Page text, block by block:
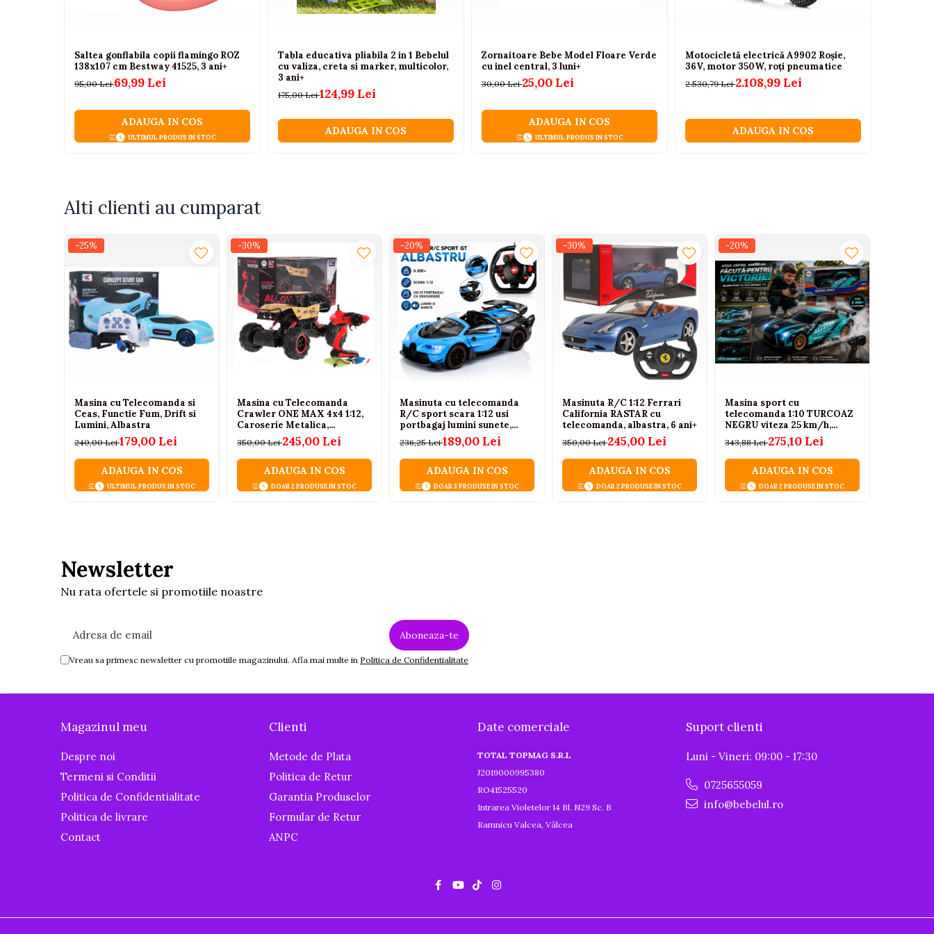
Seturi copii si bebelusi
Salopete bebe
Treninguri copii
Incalzitoare pentru biberoane si
Igiena si ingrijire
Prosoape
Halate de baie
Aspiratoare nazale si filtre
Periute de dinti
Olite si reductoare WC
Ingrijire cosmetica mamici
Saltea gonflabila copii flamingo ROZ
138x107 cm Bestway 41525, 3 ani+
95,00 Lei69,99 Lei
ADAUGA IN COS
ULTIMUL PRODUS IN STOC
Tabla educativa pliabila 2 in 1 Bebelul
cu valiza, creta si marker, multicolor,
3 ani+
175,00 Lei124,99 Lei
ADAUGA IN COS
Zornaitoare Bebe Model Floare Verde
cu inel central, 3 luni+
30,00 Lei25,00 Lei
ADAUGA IN COS
ULTIMUL PRODUS IN STOC
Motocicletă electrică A9902 Roșie,
36V, motor 350W, roți pneumatice
2.530,79 Lei2.108,99 Lei
ADAUGA IN COS
Alti clienti au cumparat
-25%
Masina cu Telecomanda si
Ceas, Functie Fum, Drift si
Lumini, Albastra
240,00 Lei179,00 Lei
ADAUGA IN COS
ULTIMUL PRODUS IN STOC
-30%
Masina cu Telecomanda
Crawler ONE MAX 4x4 1:12,
Caroserie Metalica,
Suspensie cu Arcuri, Roti din
Cauciuc, 2.4GHz, Auriu, 6
Ani+
350,00 Lei245,00 Lei
ADAUGA IN COS
DOAR 2 PRODUSE IN STOC
-20%
Masinuta cu telecomanda
R/C sport scara 1:12 usi
portbagaj lumini sunete,
albastru, 6 ani+
236,25 Lei189,00 Lei
ADAUGA IN COS
DOAR 3 PRODUSE IN STOC
-30%
Masinuta R/C 1:12 Ferrari
California RASTAR cu
telecomanda, albastra, 6 ani+
350,00 Lei245,00 Lei
ADAUGA IN COS
DOAR 2 PRODUSE IN STOC
-20%
Masina sport cu
telecomanda 1:10 TURCOAZ
NEGRU viteza 25 km/h,
baieti, 6 ani+
343,88 Lei275,10 Lei
ADAUGA IN COS
DOAR 2 PRODUSE IN STOC
Newsletter
Nu rata ofertele si promotiile noastre
Vreau sa primesc newsletter cu promotiile magazinului. Afla mai multe in Politica de Confidentialitate
Magazinul meu
Despre noi
Termeni si Conditii
Politica de Confidentialitate
Politica de livrare
Contact
Clienti
Metode de Plata
Politica de Retur
Garantia Produselor
Formular de Retur
ANPC
Date comerciale
TOTAL TOPMAG S.R.L
J2019000995380
RO41525520
Intrarea Violetelor 14 Bl. N29 Sc. B
Ramnicu Valcea, Vâlcea
Suport clienti
Luni - Vineri: 09:00 - 17:30
0725655059
info@bebelul.ro